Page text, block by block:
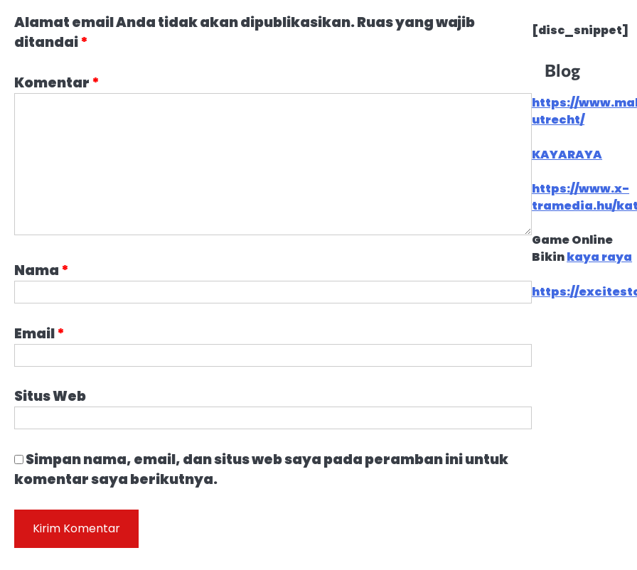
Alamat email Anda tidak akan dipublikasikan.Ruas yang wajib
ditandai*
Komentar*
Nama*
Email*
Situs Web
Simpan nama, email, dan situs web saya pada peramban ini untuk
komentar saya berikutnya.
[disc_snippet]
Blog
https://
utrecht/
KAYARAYA
https://www.x-
tramedia.hu/
Game Online
Bikinkaya raya
https://